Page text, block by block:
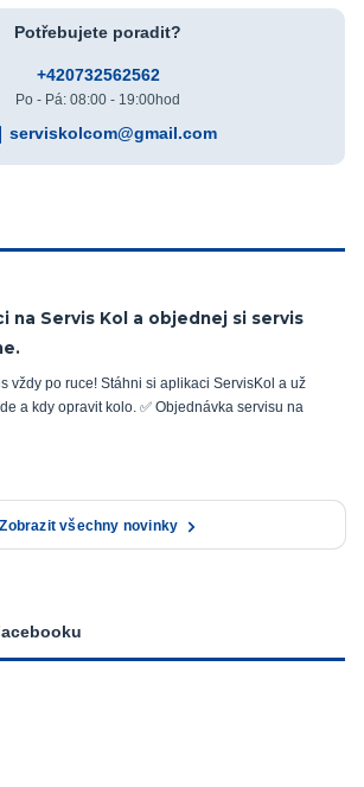
Potřebujete poradit?
+420732562562
Po - Pá: 08:00 - 19:00hod
serviskolcom@gmail.com
na Servis Kol a objednej si servis
vždy po ruce! Stáhni si aplikaci ServisKol a už
a kdy opravit kolo. ✅ Objednávka servisu na
Zobrazit všechny novinky